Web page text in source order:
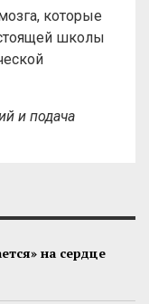
которые
школы
и подача
на сердце